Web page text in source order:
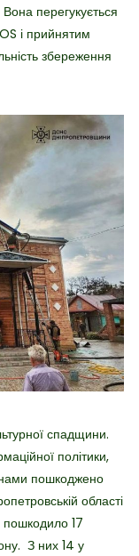
Вона перегукується
і прийнятим
збереження
спадщини.
політики,
пошкоджено
області
пошкодило 17
З них 14 у